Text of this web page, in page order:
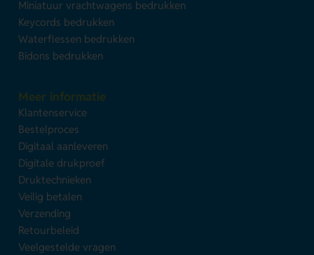
Miniatuur vrachtwagens bedrukken
Keycords bedrukken
Waterflessen bedrukken
Bidons bedrukken
Meer informatie
Klantenservice
Bestelproces
Digitaal aanleveren
Digitale drukproef
Druktechnieken
Veilig betalen
Verzending
Retourbeleid
Veelgestelde vragen